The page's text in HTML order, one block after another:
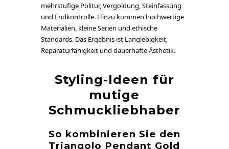
mehrstufige Politur, Vergoldung, Steinfassung
und Endkontrolle. Hinzu kommen hochwertige
Materialien, kleine Serien und ethische
Standards. Das Ergebnis ist Langlebigkeit,
Reparaturfähigkeit und dauerhafte Ästhetik.
Styling-Ideen für
mutige
Schmuckliebhaber
So kombinieren Sie den
Triangolo Pendant Gold